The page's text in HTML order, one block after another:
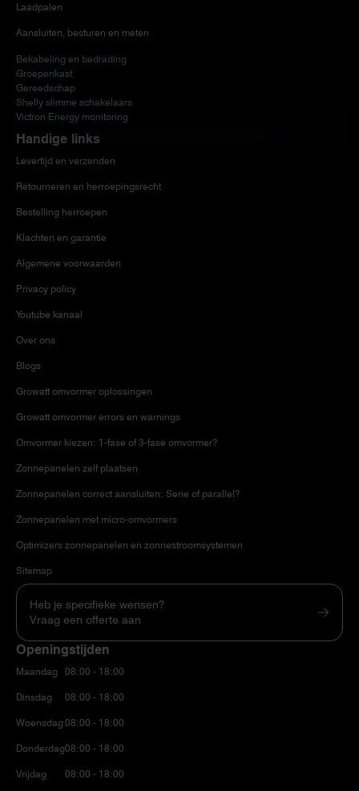
Laadpalen
Aansluiten, besturen en meten
Bekabeling en bedrading
Groepenkast
Gereedschap
Shelly slimme schakelaars
Victron Energy monitoring
Handige links
Levertijd en verzenden
Retourneren en herroepingsrecht
Bestelling herroepen
Klachten en garantie
Algemene voorwaarden
Privacy policy
Youtube kanaal
Over ons
Blogs
Growatt omvormer oplossingen
Growatt omvormer errors en warnings
Omvormer kiezen: 1-fase of 3-fase omvormer?
Zonnepanelen zelf plaatsen
Zonnepanelen correct aansluiten: Serie of parallel?
Zonnepanelen met micro-omvormers
Optimizers zonnepanelen en zonnestroomsystemen
Sitemap
Heb je specifieke wensen?
Vraag een offerte aan
Openingstijden
Maandag
Dinsdag
Woensdag
Donderdag
Vrijdag
08:00 - 18:00
08:00 - 18:00
08:00 - 18:00
08:00 - 18:00
08:00 - 18:00